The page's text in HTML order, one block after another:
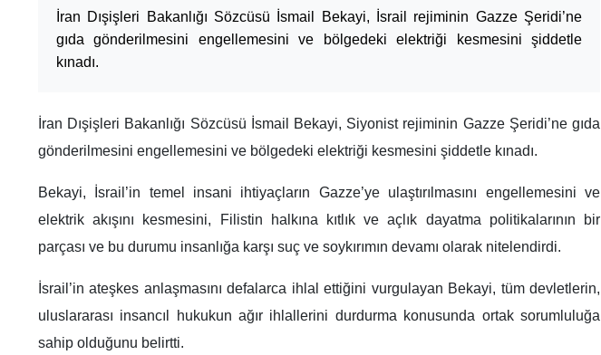
İran Dışişleri Bakanlığı Sözcüsü İsmail Bekayi, İsrail rejiminin Gazze Şeridi’ne
gıda gönderilmesini engellemesini ve bölgedeki elektriği kesmesini şiddetle
kınadı.
İran Dışişleri Bakanlığı Sözcüsü İsmail Bekayi, Siyonist rejiminin Gazze Şeridi’ne gıda
gönderilmesini engellemesini ve bölgedeki elektriği kesmesini şiddetle kınadı.
Bekayi, İsrail’in temel insani ihtiyaçların Gazze’ye ulaştırılmasını engellemesini ve
elektrik akışını kesmesini, Filistin halkına kıtlık ve açlık dayatma politikalarının bir
parçası ve bu durumu insanlığa karşı suç ve soykırımın devamı olarak nitelendirdi.
İsrail’in ateşkes anlaşmasını defalarca ihlal ettiğini vurgulayan Bekayi, tüm devletlerin,
uluslararası insancıl hukukun ağır ihlallerini durdurma konusunda ortak sorumluluğa
sahip olduğunu belirtti.